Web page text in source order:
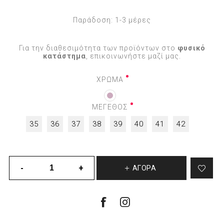
Παράδοση: 1-3 μέρες
Για την διαθεσιμότητα των προϊόντων στο φυσικό
κατάστημα , επικοινωνήστε μαζί μας.
ΧΡΩΜΑ
ΜΕΓΕΘΟΣ
35 36 37 38 39 40 41 42
ΑΓΟΡΆ